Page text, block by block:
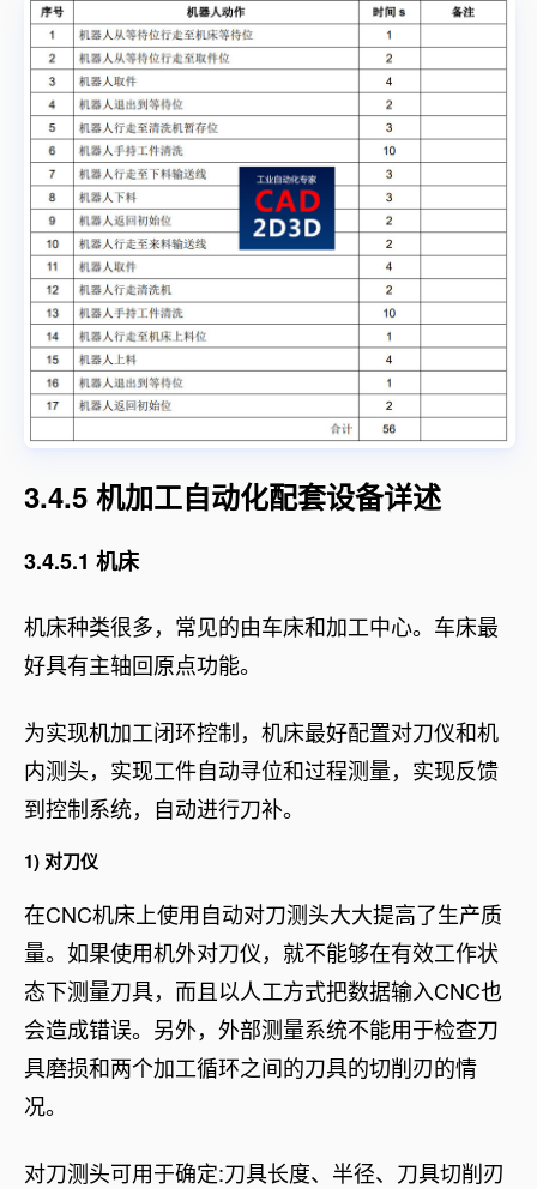
3.4.5 机加工自动化配套设备详述
3.4.5.1 机床
机床种类很多，常见的由车床和加工中心。车床最
好具有主轴回原点功能。
为实现机加工闭环控制，机床最好配置对刀仪和机
内测头，实现工件自动寻位和过程测量，实现反馈
到控制系统，自动进行刀补。
1) 对刀仪
在CNC机床上使用自动对刀测头大大提高了生产质
量。如果使用机外对刀仪，就不能够在有效工作状
态下测量刀具，而且以人工方式把数据输入CNC也
会造成错误。另外，外部测量系统不能用于检查刀
具磨损和两个加工循环之间的刀具的切削刃的情
况。
对刀测头可用于确定:刀具长度、半径、刀具切削刃